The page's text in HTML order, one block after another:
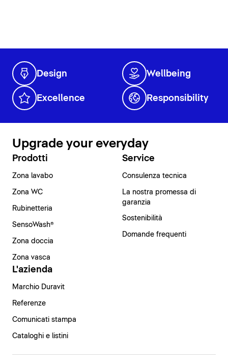
Design Wellbeing
Excellence Responsibility
Upgrade your everyday
Prodotti
Zona lavabo
Zona WC
Rubinetteria
SensoWash®
Zona doccia
Zona vasca
Service
Consulenza tecnica
La nostra promessa di
garanzia
Sostenibilità
Domande frequenti
L'azienda
Marchio Duravit
Referenze
Comunicati stampa
Cataloghi e listini